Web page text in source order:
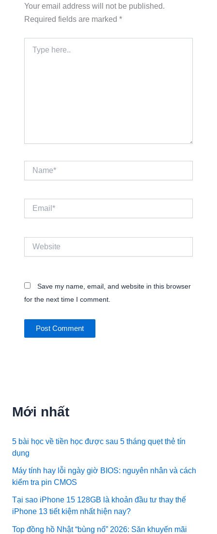
Your email address will not be published.
Required fields are marked *
here..
Email*
Save my name, email, and website in this browser
for the next time I comment.
Mới nhất
5 bài học về tiền học được sau 5 tháng quẹt thẻ tín
dụng
Máy tính hay lỗi ngày giờ BIOS: nguyên nhân và cách
kiểm tra pin CMOS
Tại sao iPhone 15 128GB là khoản đầu tư thay thế
iPhone 13 tiết kiệm nhất hiện nay?
Top đồng hồ Nhật “bùng nổ” 2026: Săn khuyến mãi